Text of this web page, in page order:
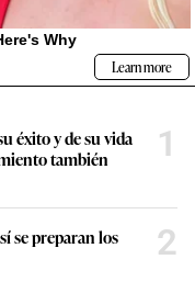
éxito y de su vida
también
1
se preparan los
2